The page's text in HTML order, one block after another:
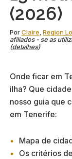
(2026)
PorClaire Region
afiliados - se as
(detalhes)
Onde ficar em
ilha? Que
nosso guia que
em Tenerife:
Mapa de
Os critérios